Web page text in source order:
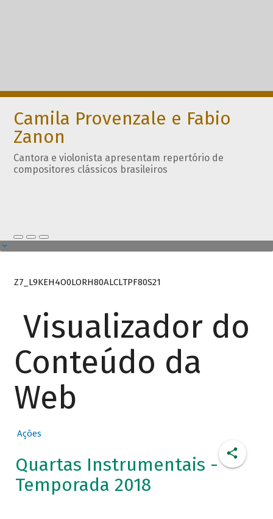
Camila Provenzale e Fabio
Zanon
Cantora e violonista apresentam repertório de
compositores clássicos brasileiros
Z7_L9KEH4O0LORH80ALCLTPF80S21
Visualizador do
Conteúdo da
Web
Ações
Quartas Instrumentais -
Temporada 2018